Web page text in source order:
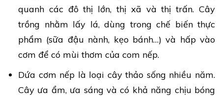
quanh các đô thị lớn, thị xã và thị trấn. Cây
trồng nhằm lấy lá, dùng trong chế biến thực
phẩm (sữa đậu nành, kẹo bánh…) và hấp vào
cơm để có mùi thơm của com nếp.
Dứa cơm nếp là loại cây thảo sống nhiều năm.
Cây ưa ẩm, ưa sáng và có khả năng chịu bóng